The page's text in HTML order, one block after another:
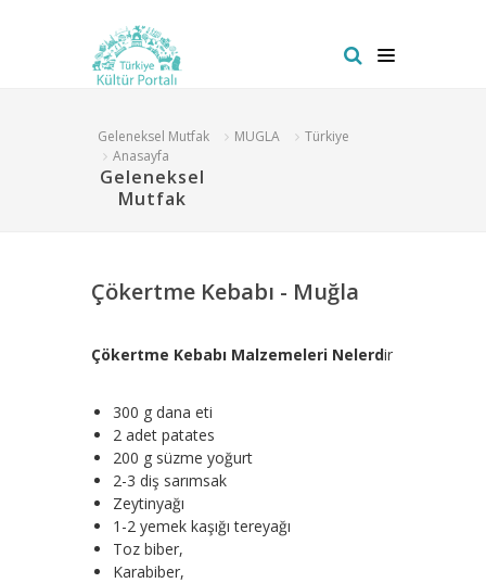
Geleneksel Mutfak MUGLA
Türkiye
Anasayfa
Geleneksel
Mutfak
Çökertme Kebabı - Muğla
Çökertme Kebabı Malzemeleri Nelerdir
300 g dana eti
2 adet patates
200 g süzme yoğurt
2-3 diş sarımsak
Zeytinyağı
1-2 yemek kaşığı tereyağı
Toz biber,
Karabiber,